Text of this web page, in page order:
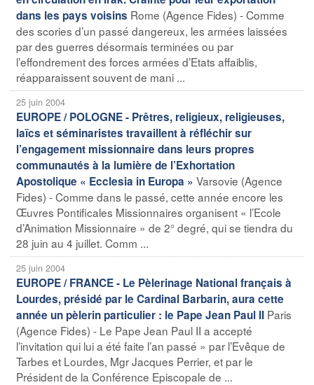
dans les pays voisins Rome (Agence Fides) - Comme
des scories d’un passé dangereux, les armées laissées
par des guerres désormais terminées ou par
l’effondrement des forces armées d’Etats affaiblis,
réapparaissent souvent de mani ...
25 juin 2004
EUROPE / POLOGNE - Prêtres, religieux, religieuses,
laïcs et séminaristes travaillent à réfléchir sur
l’engagement missionnaire dans leurs propres
communautés à la lumière de l’Exhortation
Apostolique « Ecclesia in Europa » Varsovie (Agence
Fides) - Comme dans le passé, cette année encore les
Œuvres Pontificales Missionnaires organisent « l’Ecole
d’Animation Missionnaire » de 2° degré, qui se tiendra du
28 juin au 4 juillet. Comm ...
25 juin 2004
EUROPE / FRANCE - Le Pèlerinage National français à
Lourdes, présidé par le Cardinal Barbarin, aura cette
année un pèlerin particulier : le Pape Jean Paul II Paris
(Agence Fides) - Le Pape Jean Paul II a accepté
l’invitation qui lui a été faite l’an passé » par l’Evêque de
Tarbes et Lourdes, Mgr Jacques Perrier, et par le
Président de la Conférence Episcopale de ...